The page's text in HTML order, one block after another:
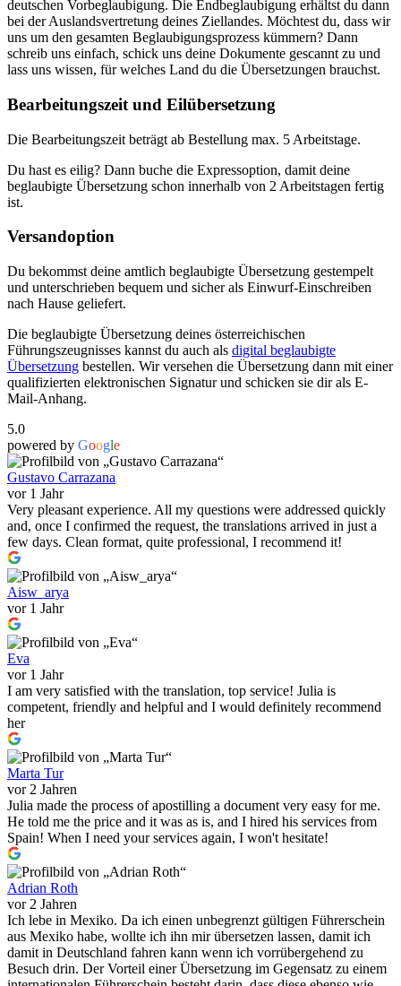
deutschen Vorbeglaubigung. Die Endbeglaubigung erhältst du dann
bei der Auslandsvertretung deines Ziellandes. Möchtest du, dass wir
uns um den gesamten Beglaubigungsprozess kümmern? Dann
schreib uns einfach, schick uns deine Dokumente gescannt zu und
lass uns wissen, für welches Land du die Übersetzungen brauchst.
Bearbeitungszeit und Eilübersetzung
Die Bearbeitungszeit beträgt ab Bestellung max. 5 Arbeitstage.
Du hast es eilig? Dann buche die Expressoption, damit deine
beglaubigte Übersetzung schon innerhalb von 2 Arbeitstagen fertig
ist.
Versandoption
Du bekommst deine amtlich beglaubigte Übersetzung gestempelt
und unterschrieben bequem und sicher als Einwurf-Einschreiben
nach Hause geliefert.
Die beglaubigte Übersetzung deines österreichischen
Führungszeugnisses kannst du auch als digital beglaubigte
Übersetzung bestellen. Wir versehen die Übersetzung dann mit einer
qualifizierten elektronischen Signatur und schicken sie dir als E-
Mail-Anhang.
5.0
powered by Google
Gustavo Carrazana
vor 1 Jahr
Very pleasant experience. All my questions were addressed quickly
and, once I confirmed the request, the translations arrived in just a
few days. Clean format, quite professional, I recommend it!
Aisw_arya
vor 1 Jahr
Eva
vor 1 Jahr
I am very satisfied with the translation, top service! Julia is
competent, friendly and helpful and I would definitely recommend
her
Marta Tur
vor 2 Jahren
Julia made the process of apostilling a document very easy for me.
He told me the price and it was as is, and I hired his services from
Spain! When I need your services again, I won't hesitate!
Adrian Roth
vor 2 Jahren
Ich lebe in Mexiko. Da ich einen unbegrenzt gültigen Führerschein
aus Mexiko habe, wollte ich ihn mir übersetzen lassen, damit ich
damit in Deutschland fahren kann wenn ich vorrübergehend zu
Besuch drin. Der Vorteil einer Übersetzung im Gegensatz zu einem